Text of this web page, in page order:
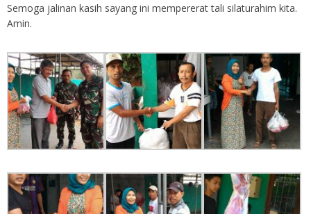
Semoga jalinan kasih sayang ini mempererat tali silaturahim kita.
Amin.